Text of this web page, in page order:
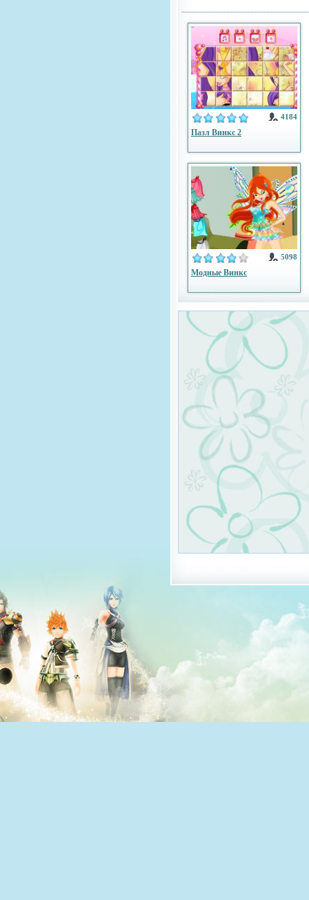
4184
Пазл Винкс 2
5098
Модные Винкс